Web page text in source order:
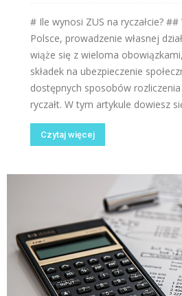
# Ile wynosi ZUS na ryczałcie?
Polsce, prowadzenie własnej
wiąże się z wieloma
składek na ubezpieczenie
dostępnych sposobów rozliczenia
ryczałt. W tym artykule dowiesz
Czytaj więcej